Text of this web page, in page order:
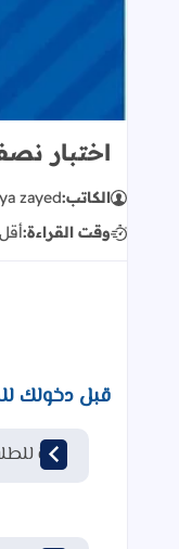
اختبار
الكاتب:zayed
وقت القراءة:
قبل دخولك
قناة